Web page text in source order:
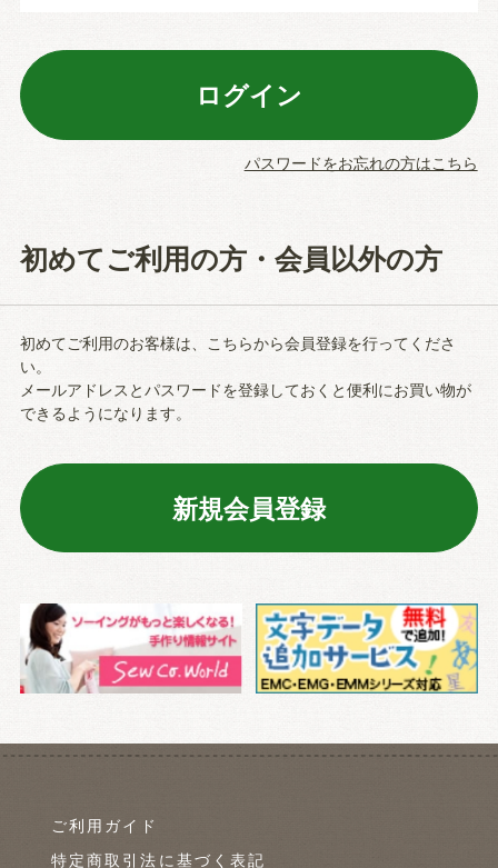
パスワードをお忘れの方はこちら
初めてご利用の方・会員以外の方
初めてご利用のお客様は、こちらから会員登録を行ってくださ
い。
メールアドレスとパスワードを登録しておくと便利にお買い物が
できるようになります。
ご利用ガイド
特定商取引法に基づく表記